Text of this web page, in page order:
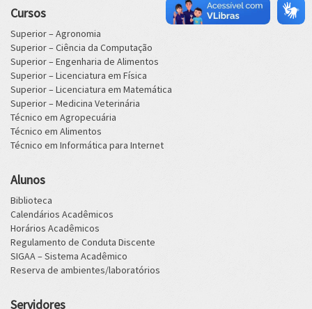
Cursos
Superior – Agronomia
Superior – Ciência da Computação
Superior – Engenharia de Alimentos
Superior – Licenciatura em Física
Superior – Licenciatura em Matemática
Superior – Medicina Veterinária
Técnico em Agropecuária
Técnico em Alimentos
Técnico em Informática para Internet
Alunos
Biblioteca
Calendários Acadêmicos
Horários Acadêmicos
Regulamento de Conduta Discente
SIGAA – Sistema Acadêmico
Reserva de ambientes/laboratórios
Servidores